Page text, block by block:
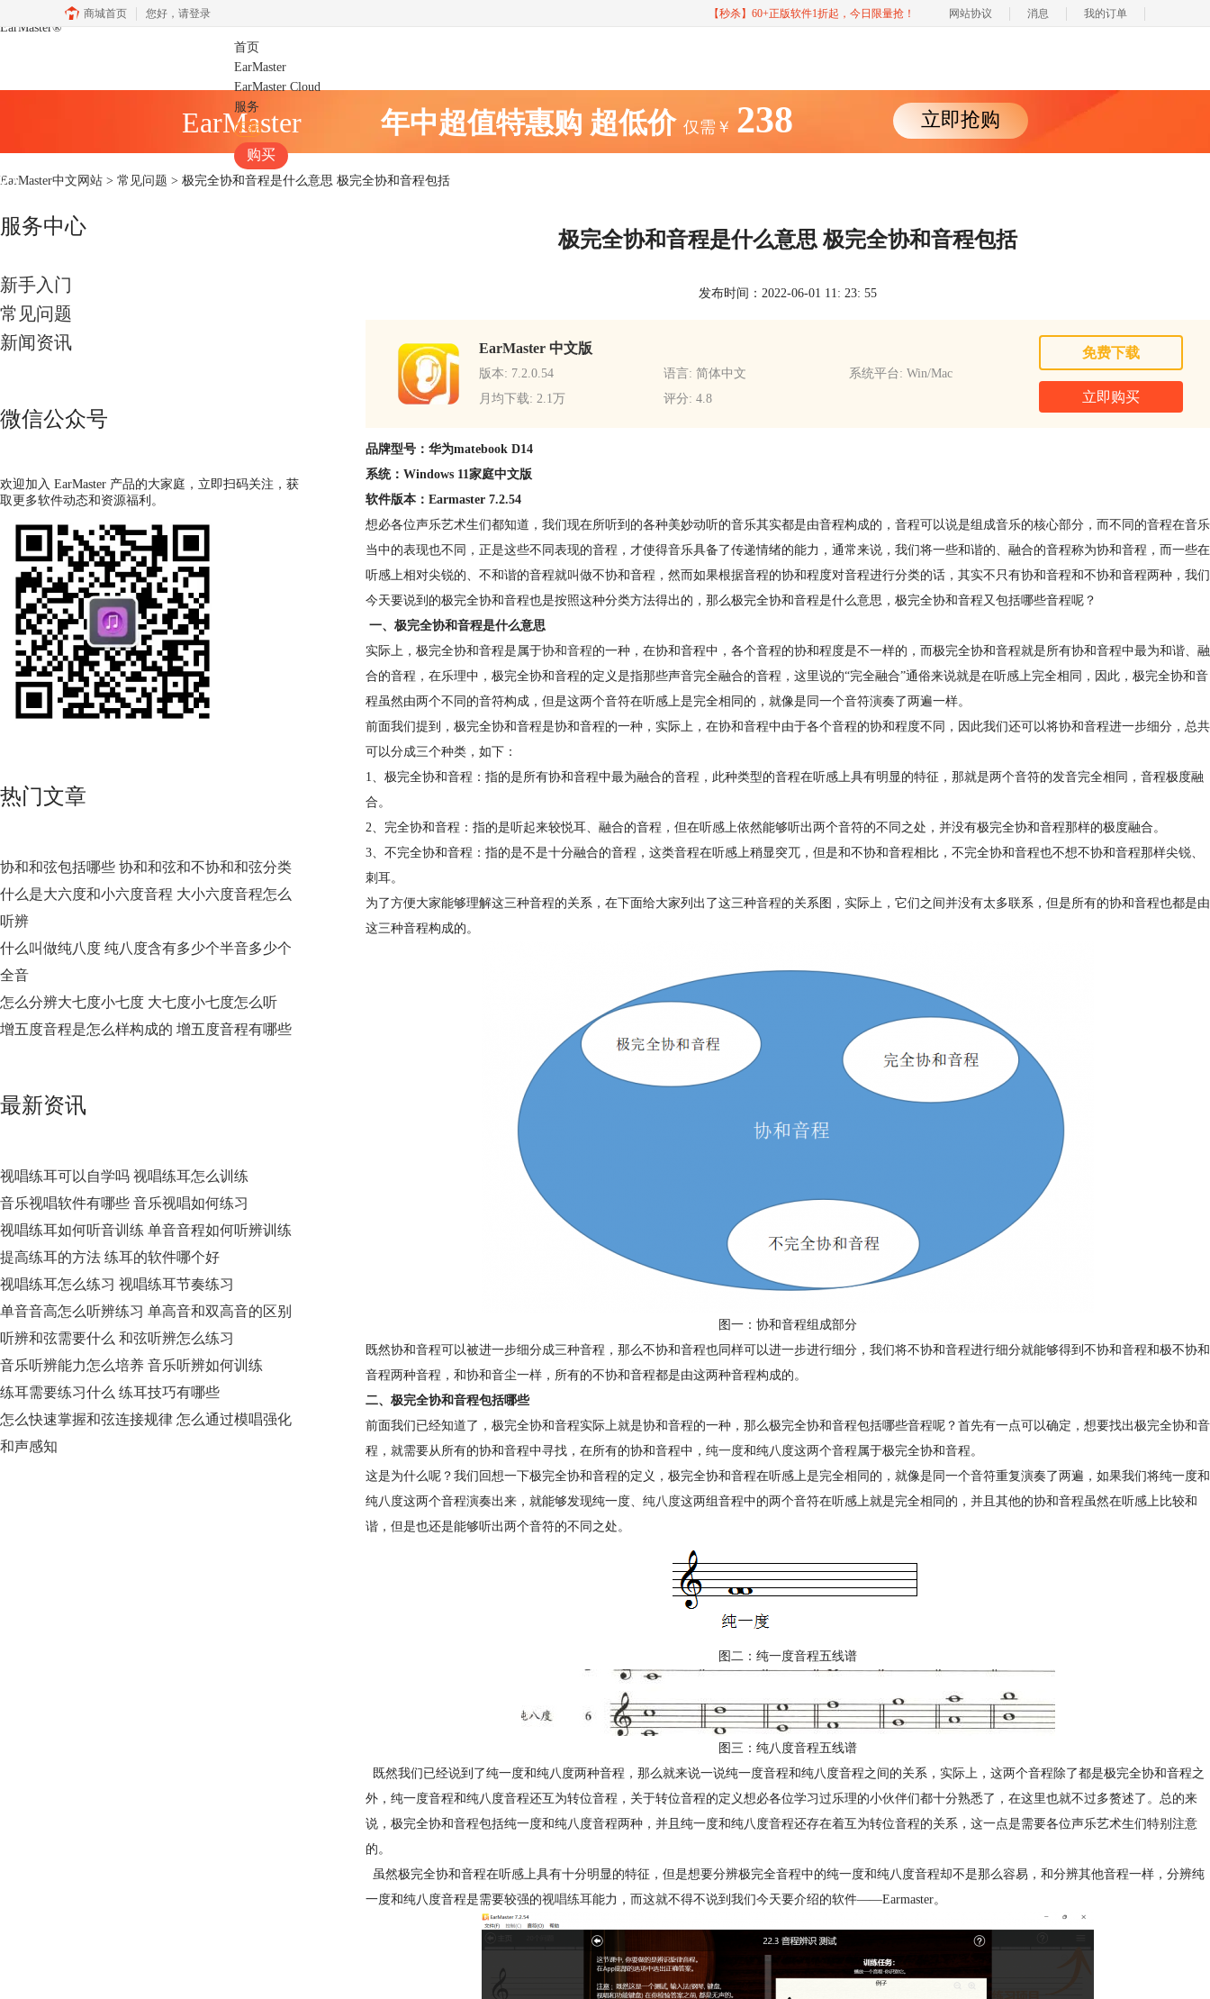
商城首页 您好， 请登录 【秒杀】60+正版软件1折起，今日限量抢！ 网站协议 消息 我的订单
EarMaster®
首页
EarMaster
EarMaster Cloud
服务
下载
购买
EarMaster 年中超值特惠购 超低价 仅需￥ 238 立即抢购
EarMaster中文网站 > 常见问题 > 极完全协和音程是什么意思 极完全协和音程包括
服务中心
新手入门
常见问题
新闻资讯
微信公众号
欢迎加入 EarMaster 产品的大家庭，立即扫码关注，获
取更多软件动态和资源福利。
热门文章
协和和弦包括哪些 协和和弦和不协和和弦分类
什么是大六度和小六度音程 大小六度音程怎么
听辨
什么叫做纯八度 纯八度含有多少个半音多少个
全音
怎么分辨大七度小七度 大七度小七度怎么听
增五度音程是怎么样构成的 增五度音程有哪些
最新资讯
视唱练耳可以自学吗 视唱练耳怎么训练
音乐视唱软件有哪些 音乐视唱如何练习
视唱练耳如何听音训练 单音音程如何听辨训练
提高练耳的方法 练耳的软件哪个好
视唱练耳怎么练习 视唱练耳节奏练习
单音音高怎么听辨练习 单高音和双高音的区别
听辨和弦需要什么 和弦听辨怎么练习
音乐听辨能力怎么培养 音乐听辨如何训练
练耳需要练习什么 练耳技巧有哪些
怎么快速掌握和弦连接规律 怎么通过模唱强化
和声感知
极完全协和音程是什么意思 极完全协和音程包括
发布时间：2022-06-01 11: 23: 55
EarMaster 中文版
版本: 7.2.0.54 语言: 简体中文
系统平台: Win/Mac
月均下载: 2.1万
评分: 4.8
免费下载
立即购买
品牌型号：华为matebook D14
系统：Windows 11家庭中文版
软件版本：Earmaster 7.2.54
想必各位声乐艺术生们都知道，我们现在所听到的各种美妙动听的音乐其实都是由音程构成的，音程可以说是组成音乐的核心部分，而不同的音程在音乐
当中的表现也不同，正是这些不同表现的音程，才使得音乐具备了传递情绪的能力，通常来说，我们将一些和谐的、融合的音程称为协和音程，而一些在
听感上相对尖锐的、不和谐的音程就叫做不协和音程，然而如果根据音程的协和程度对音程进行分类的话，其实不只有协和音程和不协和音程两种，我们
今天要说到的极完全协和音程也是按照这种分类方法得出的，那么极完全协和音程是什么意思，极完全协和音程又包括哪些音程呢？
一、极完全协和音程是什么意思
实际上，极完全协和音程是属于协和音程的一种，在协和音程中，各个音程的协和程度是不一样的，而极完全协和音程就是所有协和音程中最为和谐、融
合的音程，在乐理中，极完全协和音程的定义是指那些声音完全融合的音程，这里说的“完全融合”通俗来说就是在听感上完全相同，因此，极完全协和音
程虽然由两个不同的音符构成，但是这两个音符在听感上是完全相同的，就像是同一个音符演奏了两遍一样。
前面我们提到，极完全协和音程是协和音程的一种，实际上，在协和音程中由于各个音程的协和程度不同，因此我们还可以将协和音程进一步细分，总共
可以分成三个种类，如下：
1、极完全协和音程：指的是所有协和音程中最为融合的音程，此种类型的音程在听感上具有明显的特征，那就是两个音符的发音完全相同，音程极度融
合。
2、完全协和音程：指的是听起来较悦耳、融合的音程，但在听感上依然能够听出两个音符的不同之处，并没有极完全协和音程那样的极度融合。
3、不完全协和音程：指的是不是十分融合的音程，这类音程在听感上稍显突兀，但是和不协和音程相比，不完全协和音程也不想不协和音程那样尖锐、
刺耳。
为了方便大家能够理解这三种音程的关系，在下面给大家列出了这三种音程的关系图，实际上，它们之间并没有太多联系，但是所有的协和音程也都是由
这三种音程构成的。
图一：协和音程组成部分
既然协和音程可以被进一步细分成三种音程，那么不协和音程也同样可以进一步进行细分，我们将不协和音程进行细分就能够得到不协和音程和极不协和
音程两种音程，和协和音尘一样，所有的不协和音程都是由这两种音程构成的。
二、极完全协和音程包括哪些
前面我们已经知道了，极完全协和音程实际上就是协和音程的一种，那么极完全协和音程包括哪些音程呢？首先有一点可以确定，想要找出极完全协和音
程，就需要从所有的协和音程中寻找，在所有的协和音程中， 纯一度和纯八度这两个音程属于极完全协和音程。
这是为什么呢？我们回想一下极完全协和音程的定义，极完全协和音程在听感上是完全相同的，就像是同一个音符重复演奏了两遍，如果我们将纯一度和
纯八度这两个音程演奏出来，就能够发现纯一度、 纯八度这两组音程中的两个音符在听感上就是完全相同的，并且其他的协和音程虽然在听感上比较和
谐，但是也还是能够听出两个音符的不同之处。
图二：纯一度音程五线谱
图三：纯八度音程五线谱
既然我们已经说到了纯一度和纯八度两种音程，那么就来说一说纯一度音程和纯八度音程之间的关系，实际上，这两个音程除了都是极完全协和音程之
外，纯一度音程和纯八度音程还互为转位音程，关于转位音程的定义想必各位学习过乐理的小伙伴们都十分熟悉了，在这里也就不过多赘述了。总的来
说，极完全协和音程包括纯一度和纯八度音程两种，并且纯一度和纯八度音程还存在着互为转位音程的关系，这一点是需要各位声乐艺术生们特别注意
的。
虽然极完全协和音程在听感上具有十分明显的特征，但是想要分辨极完全音程中的纯一度和纯八度音程却不是那么容易，和分辨其他音程一样，分辨纯
一度和纯八度音程是需要较强的视唱练耳能力，而这就不得不说到我们今天要介绍的软件——Earmaster。